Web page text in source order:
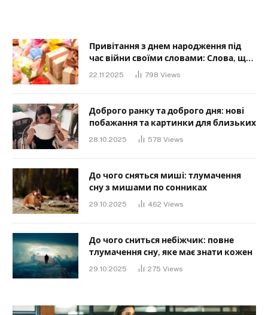
Привітання з днем народження під
час війни своїми словами: Слова, що
дарують надію та силу
22.11.2025 798 Views
Доброго ранку та доброго дня: нові
побажання та картинки для близьких
28.10.2025 578 Views
До чого сняться миші: тлумачення
сну з мишами по сонниках
29.10.2025 462 Views
До чого сниться небіжчик: повне
тлумачення сну, яке має знати кожен
29.10.2025 275 Views